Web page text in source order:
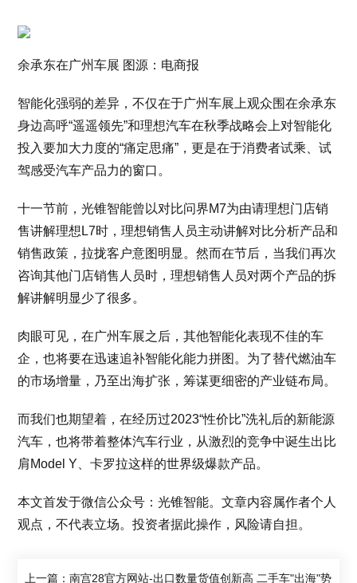
余承东在广州车展 图源：电商报
智能化强弱的差异，不仅在于广州车展上观众围在余承东
身边高呼“遥遥领先”和理想汽车在秋季战略会上对智能化
投入要加大力度的“痛定思痛”，更是在于消费者试乘、试
驾感受汽车产品力的窗口。
十一节前，光锥智能曾以对比问界M7为由请理想门店销
售讲解理想L7时，理想销售人员主动讲解对比分析产品和
销售政策，拉拢客户意图明显。然而在节后，当我们再次
咨询其他门店销售人员时，理想销售人员对两个产品的拆
解讲解明显少了很多。
肉眼可见，在广州车展之后，其他智能化表现不佳的车
企，也将要在迅速追补智能化能力拼图。为了替代燃油车
的市场增量，乃至出海扩张，筹谋更细密的产业链布局。
而我们也期望着，在经历过2023“性价比”洗礼后的新能源
汽车，也将带着整体汽车行业，从激烈的竞争中诞生出比
肩Model Y、卡罗拉这样的世界级爆款产品。
本文首发于微信公众号：光锥智能。文章内容属作者个人
观点，不代表立场。投资者据此操作，风险请自担。
上一篇：南宫28官方网站-出口数量货值创新高 二手车"出海"势